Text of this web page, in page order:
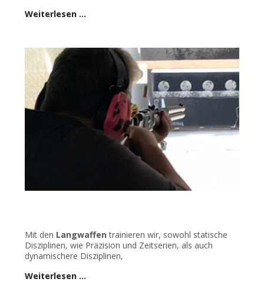
Weiterlesen …
Mit den Langwaffen trainieren wir, sowohl statische
Disziplinen, wie Präzision und Zeitserien, als auch
dynamischere Disziplinen,
Weiterlesen …